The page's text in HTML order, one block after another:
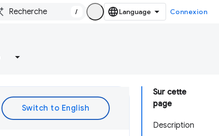
/ Connexion
Sur cette
page
Description